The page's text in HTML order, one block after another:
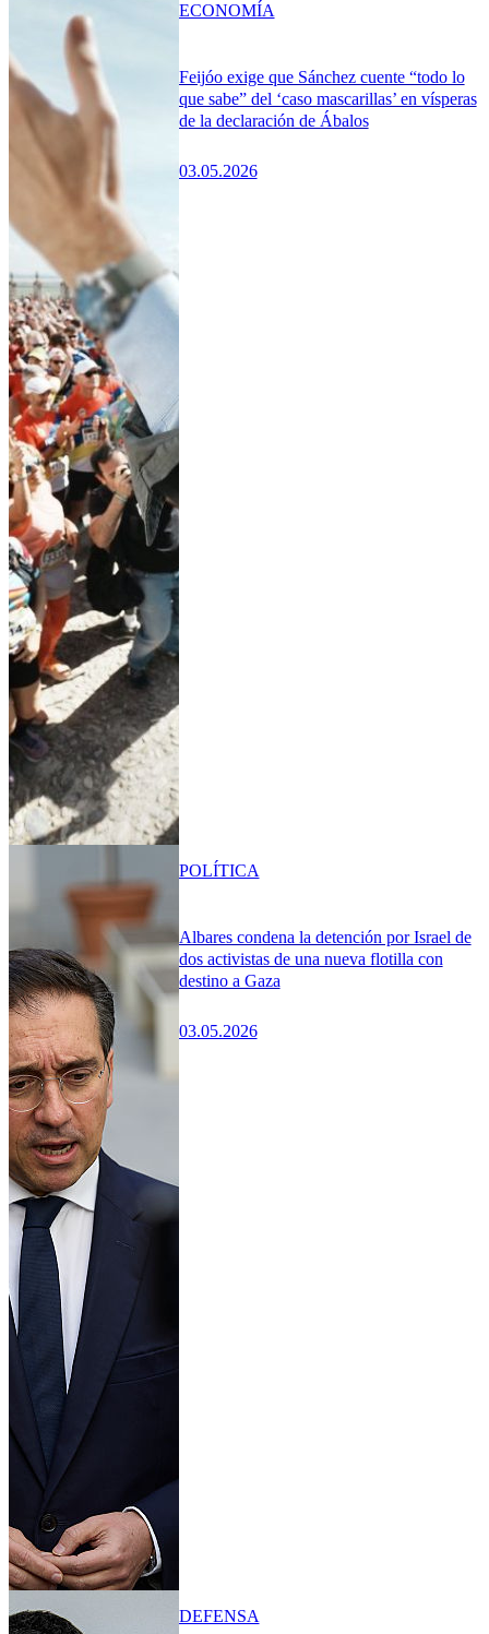
Feijóo exige que Sánchez cuente “todo lo
que sabe” del ‘caso mascarillas’ en vísperas
de la declaración de Ábalos
03.05.2026
ECONOMÍA
Albares condena la detención por Israel de
dos activistas de una nueva flotilla con
destino a Gaza
03.05.2026
POLÍTICA
DEFENSA